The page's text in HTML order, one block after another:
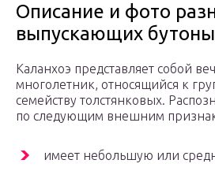
Описание и фото
выпускающих бутоны
Каланхоэ представляет собой
многолетник, относящийся к
семейству толстянковых.
по следующим внешним
имеет небольшую или